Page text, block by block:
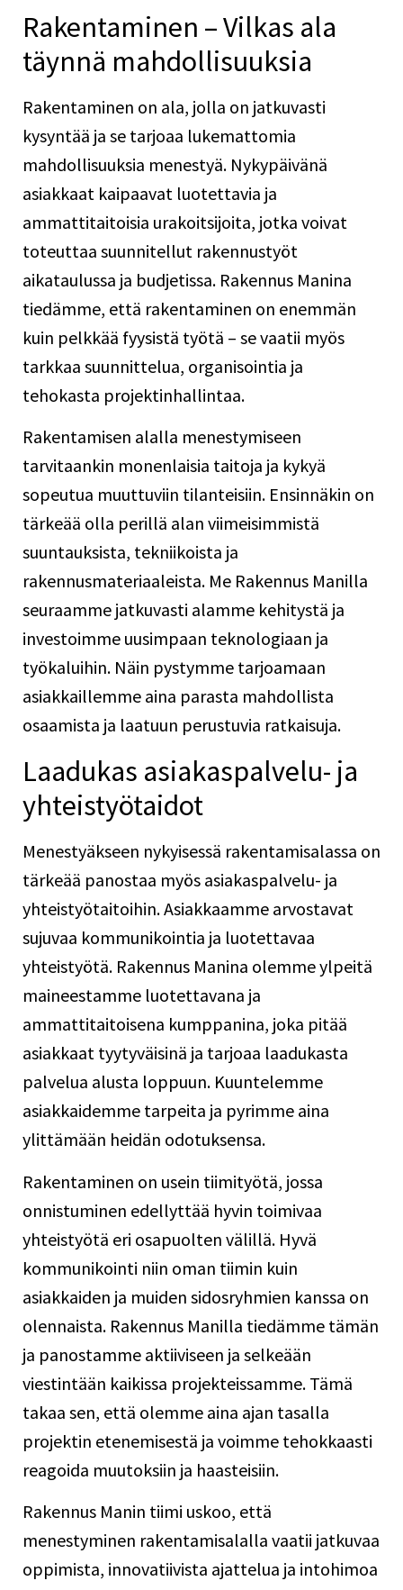
Rakentaminen – Vilkas ala
täynnä mahdollisuuksia
Rakentaminen on ala, jolla on jatkuvasti
kysyntää ja se tarjoaa lukemattomia
mahdollisuuksia menestyä. Nykypäivänä
asiakkaat kaipaavat luotettavia ja
ammattitaitoisia urakoitsijoita, jotka voivat
toteuttaa suunnitellut rakennustyöt
aikataulussa ja budjetissa. Rakennus Manina
tiedämme, että rakentaminen on enemmän
kuin pelkkää fyysistä työtä – se vaatii myös
tarkkaa suunnittelua, organisointia ja
tehokasta projektinhallintaa.
Rakentamisen alalla menestymiseen
tarvitaankin monenlaisia taitoja ja kykyä
sopeutua muuttuviin tilanteisiin. Ensinnäkin on
tärkeää olla perillä alan viimeisimmistä
suuntauksista, tekniikoista ja
rakennusmateriaaleista. Me Rakennus Manilla
seuraamme jatkuvasti alamme kehitystä ja
investoimme uusimpaan teknologiaan ja
työkaluihin. Näin pystymme tarjoamaan
asiakkaillemme aina parasta mahdollista
osaamista ja laatuun perustuvia ratkaisuja.
Laadukas asiakaspalvelu- ja
yhteistyötaidot
Menestyäkseen nykyisessä rakentamisalassa on
tärkeää panostaa myös asiakaspalvelu- ja
yhteistyötaitoihin. Asiakkaamme arvostavat
sujuvaa kommunikointia ja luotettavaa
yhteistyötä. Rakennus Manina olemme ylpeitä
maineestamme luotettavana ja
ammattitaitoisena kumppanina, joka pitää
asiakkaat tyytyväisinä ja tarjoaa laadukasta
palvelua alusta loppuun. Kuuntelemme
asiakkaidemme tarpeita ja pyrimme aina
ylittämään heidän odotuksensa.
Rakentaminen on usein tiimityötä, jossa
onnistuminen edellyttää hyvin toimivaa
yhteistyötä eri osapuolten välillä. Hyvä
kommunikointi niin oman tiimin kuin
asiakkaiden ja muiden sidosryhmien kanssa on
olennaista. Rakennus Manilla tiedämme tämän
ja panostamme aktiiviseen ja selkeään
viestintään kaikissa projekteissamme. Tämä
takaa sen, että olemme aina ajan tasalla
projektin etenemisestä ja voimme tehokkaasti
reagoida muutoksiin ja haasteisiin.
Rakennus Manin tiimi uskoo, että
menestyminen rakentamisalalla vaatii jatkuvaa
oppimista, innovatiivista ajattelua ja intohimoa